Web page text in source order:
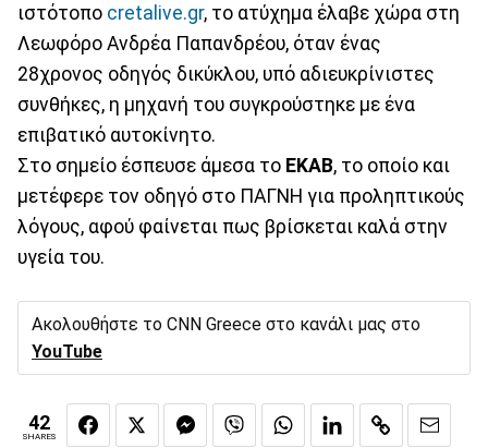
ιστότοπο cretalive.gr, το ατύχημα έλαβε χώρα στη
Λεωφόρο Ανδρέα Παπανδρέου, όταν ένας
28χρονος οδηγός δικύκλου, υπό αδιευκρίνιστες
συνθήκες, η μηχανή του συγκρούστηκε με ένα
επιβατικό αυτοκίνητο.
Στο σημείο έσπευσε άμεσα το ΕΚΑΒ, το οποίο και
μετέφερε τον οδηγό στο ΠΑΓΝΗ για προληπτικούς
λόγους, αφού φαίνεται πως βρίσκεται καλά στην
υγεία του.
Ακολουθήστε το CNN Greece στο κανάλι μας στο
YouTube
42
SHARES